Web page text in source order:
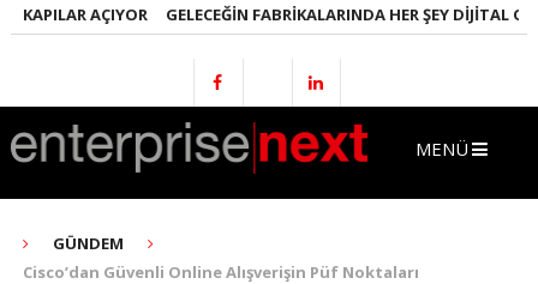
AÇIYOR GELECEĞIN FABRIKALARINDA HER ŞEY DIJITAL
MENÜ
GÜNDEM
Cisco’dan Güvenli Online Alışverişin Püf Noktaları